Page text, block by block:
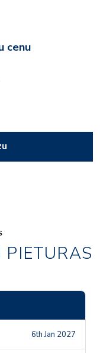
cenu
PIETURAS
6th Jan 2027